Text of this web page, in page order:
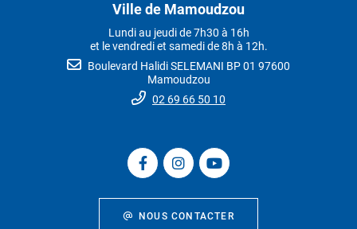
Ville de Mamoudzou
Lundi au jeudi de 7h30 à 16h
et le vendredi et samedi de 8h à 12h.
Boulevard Halidi SELEMANI BP 01 97600
Mamoudzou
02 69 66 50 10
NOUS CONTACTER